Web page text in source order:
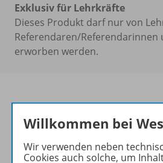
Exklusiv für Lehrkräfte
Dieses Produkt darf nur von
Referendaren/Referendarinnen
erworben werden.
Willkommen bei
Wir verwenden neben
Cookies auch solche, um